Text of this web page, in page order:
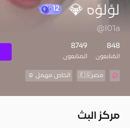
لؤلؤه 💎
@l01a
848
المُتابعون
8749
المتابعون
مصر🇪🇬 الخاص مهمل ☺️
مركز البث